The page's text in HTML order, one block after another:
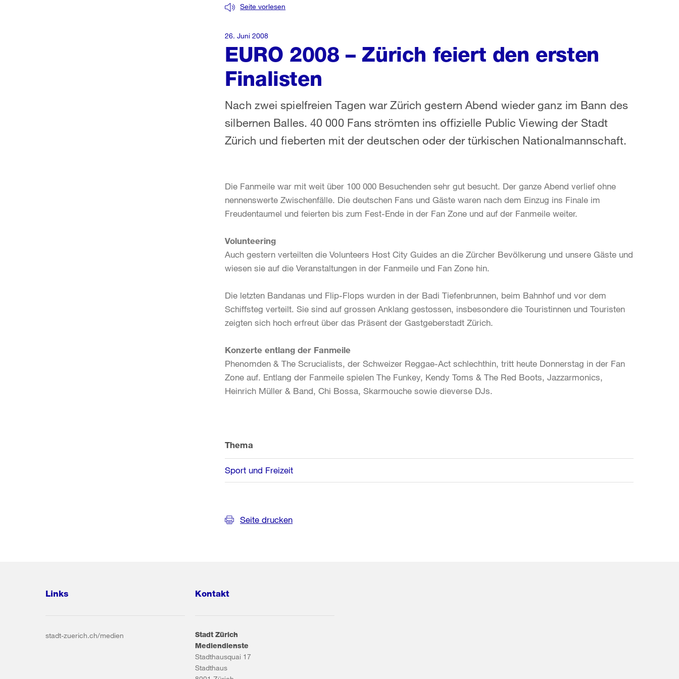
EURO 2008 – Zürich feiert den ersten
Finalisten
Seite vorlesen
Nach zwei spielfreien Tagen war Zürich gestern Abend wieder ganz im Bann des
silbernen Balles. 40 000 Fans strömten ins offizielle Public Viewing der Stadt
Zürich und fieberten mit der deutschen oder der türkischen Nationalmannschaft.
26. Juni 2008
Die Fanmeile war mit weit über 100 000 Besuchenden sehr gut besucht. Der ganze Abend verlief ohne
nennenswerte Zwischenfälle. Die deutschen Fans und Gäste waren nach dem Einzug ins Finale im
Freudentaumel und feierten bis zum Fest-Ende in der Fan Zone und auf der Fanmeile weiter.
Volunteering
Auch gestern verteilten die Volunteers Host City Guides an die Zürcher Bevölkerung und unsere Gäste und
wiesen sie auf die Veranstaltungen in der Fanmeile und Fan Zone hin.
Die letzten Bandanas und Flip-Flops wurden in der Badi Tiefenbrunnen, beim Bahnhof und vor dem
Schiffsteg verteilt. Sie sind auf grossen Anklang gestossen, insbesondere die Touristinnen und Touristen
zeigten sich hoch erfreut über das Präsent der Gastgeberstadt Zürich.
Konzerte entlang der Fanmeile
Phenomden & The Scrucialists, der Schweizer Reggae-Act schlechthin, tritt heute Donnerstag in der Fan
Zone auf. Entlang der Fanmeile spielen The Funkey, Kendy Toms & The Red Boots, Jazzarmonics,
Heinrich Müller & Band, Chi Bossa, Skarmouche sowie dieverse DJs.
Informationen
Thema
Sport und Freizeit
Seite drucken
Links
stadt-zuerich.ch/medien
Kontakt
Stadt Zürich
Mediendienste
Stadthausquai 17
Stadthaus